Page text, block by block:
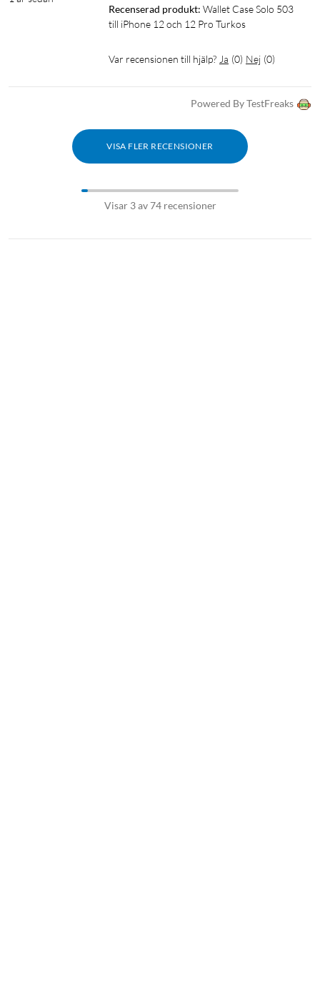
Recenserad produkt: Wallet Case Solo 503
till iPhone 12 och 12 Pro Turkos
Var recensionen till hjälp? Ja (0) Nej (0)
Powered By TestFreaks
VISA FLER RECENSIONER
Visar 3 av 74 recensioner